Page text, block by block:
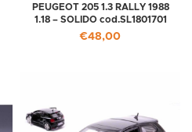
PEUGEOT 205 1.3 RALLY 1988
1.18 – SOLIDO cod.SL1801701
€48,00